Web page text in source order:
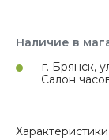
Наличие в
г. Брянск,
Салон
Характеристики